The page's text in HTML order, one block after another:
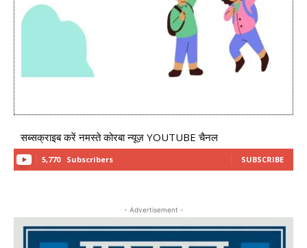
सब्सक्राइब करें नमस्ते कोरबा न्यूज़ YOUTUBE चैनल
5,770 Subscribers SUBSCRIBE
- Advertisement -